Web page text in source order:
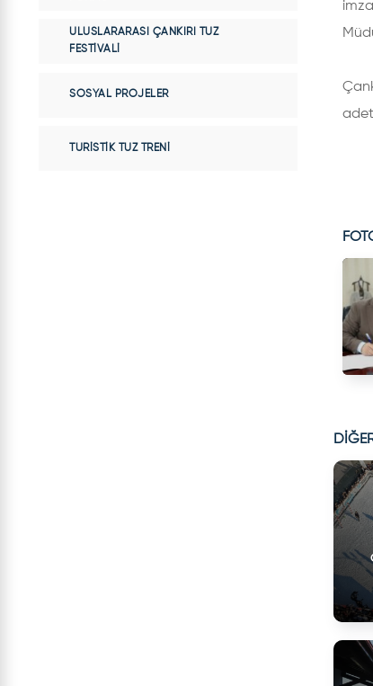
ULUSLARARASI ÇANKIRI TUZ
FESTIVALI
SOSYAL PROJELER
TURISTIK TUZ TRENI